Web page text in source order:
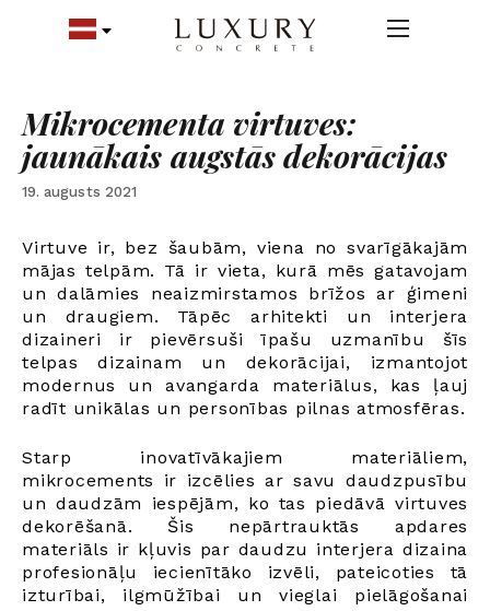
Mikrocementa virtuves:
jaunākais augstās dekorācijas
19. augusts 2021
Virtuve ir, bez šaubām, viena no svarīgākajām
mājas telpām. Tā ir vieta, kurā mēs gatavojam
un dalāmies neaizmirstamos brīžos ar ģimeni
un draugiem. Tāpēc arhitekti un interjera
dizaineri ir pievērsuši īpašu uzmanību šīs
telpas dizainam un dekorācijai, izmantojot
modernus un avangarda materiālus, kas ļauj
radīt unikālas un personības pilnas atmosfēras.
Starp inovatīvākajiem materiāliem,
mikrocements ir izcēlies ar savu daudzpusību
un daudzām iespējām, ko tas piedāvā virtuves
dekorēšanā. Šis nepārtrauktās apdares
materiāls ir kļuvis par daudzu interjera dizaina
profesionāļu iecienītāko izvēli, pateicoties tā
izturībai, ilgmūžībai un vieglai pielāgošanai